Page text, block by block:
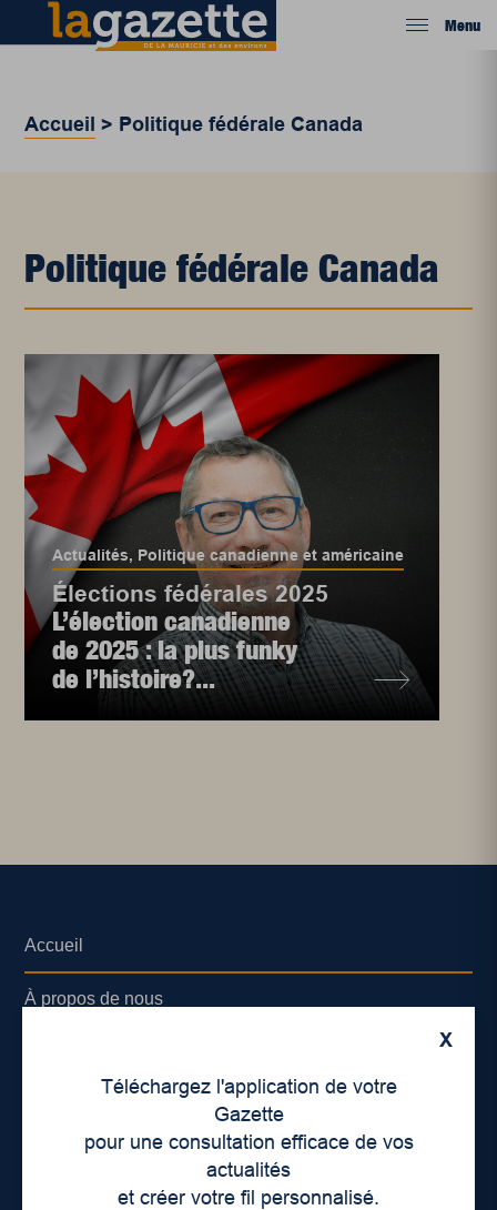
Menu
Accueil > Politique fédérale Canada
Politique fédérale Canada
Actualités, Politique canadienne et américaine
Élections fédérales 2025
L’élection canadienne
de 2025 : la plus funky
de l’histoire?...
X
Téléchargez l'application de votre
Gazette
pour une consultation efficace de vos
actualités
et créer votre fil personnalisé.
Accueil
À propos de nous
Lieux de distribution